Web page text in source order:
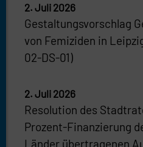
Gestaltungsvorschlag
von Femiziden in
02-DS-01)
2. Juli 2026
Resolution des
Prozent-Finanzierung
Länder übertragenen
2. Juli 2026